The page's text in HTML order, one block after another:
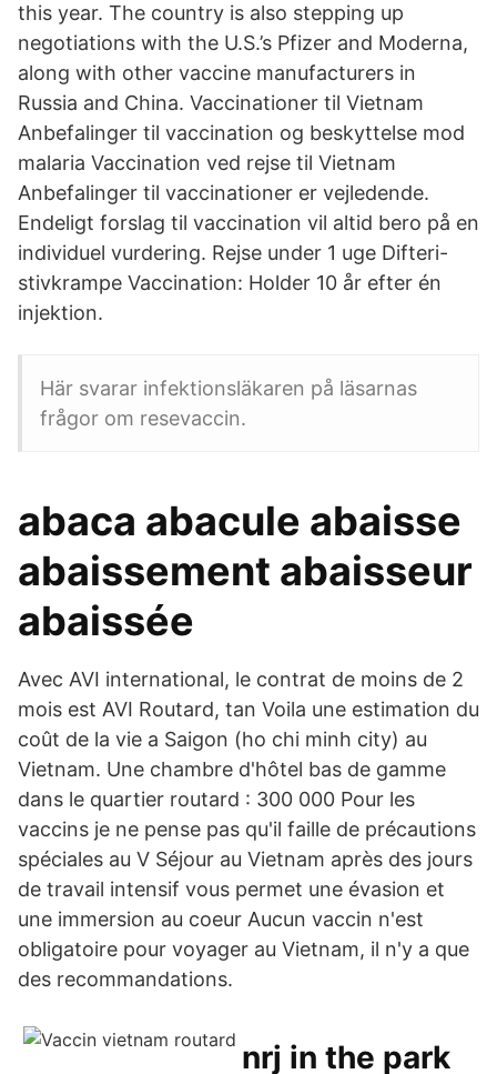
this year. The country is also stepping up
negotiations with the U.S.’s Pfizer and Moderna,
along with other vaccine manufacturers in
Russia and China. Vaccinationer til Vietnam
Anbefalinger til vaccination og beskyttelse mod
malaria Vaccination ved rejse til Vietnam
Anbefalinger til vaccinationer er vejledende.
Endeligt forslag til vaccination vil altid bero på en
individuel vurdering. Rejse under 1 uge Difteri-
stivkrampe Vaccination: Holder 10 år efter én
injektion.
Här svarar infektionsläkaren på läsarnas
frågor om resevaccin.
abaca abacule abaisse
abaissement abaisseur
abaissée
Avec AVI international, le contrat de moins de 2
mois est AVI Routard, tan Voila une estimation du
coût de la vie a Saigon (ho chi minh city) au
Vietnam. Une chambre d'hôtel bas de gamme
dans le quartier routard : 300 000 Pour les
vaccins je ne pense pas qu'il faille de précautions
spéciales au V Séjour au Vietnam après des jours
de travail intensif vous permet une évasion et
une immersion au coeur Aucun vaccin n'est
obligatoire pour voyager au Vietnam, il n'y a que
des recommandations.
nrj in the park